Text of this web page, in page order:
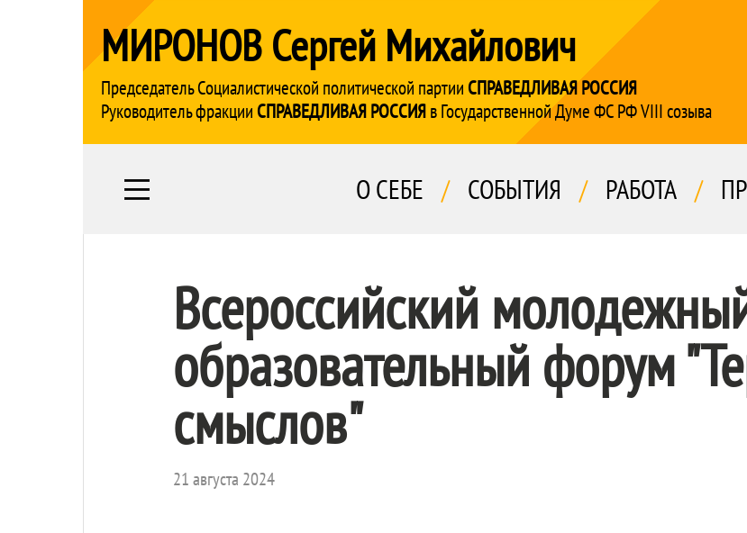
МИРОНОВ Сергей Михайлович
Председатель Социалистической политической партии СПРАВЕДЛИВАЯ РОССИЯ
Руководитель фракции СПРАВЕДЛИВАЯ РОССИЯв Государственной Думе ФС РФ VIII созыва
О СЕБЕ / СОБЫТИЯ / РАБОТА /
Всероссийский
образовательный форум
смыслов"
21 августа 2024